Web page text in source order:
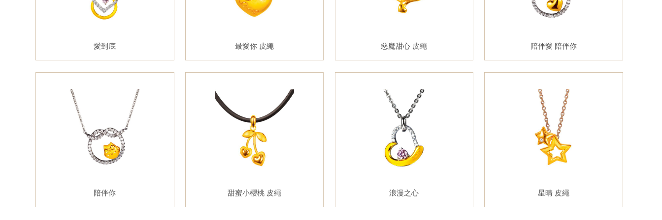
愛到底 最愛你 皮繩 惡魔甜心 皮繩 陪伴愛 陪伴你
陪伴你 甜蜜小櫻桃 皮繩 浪漫之心 星晴 皮繩